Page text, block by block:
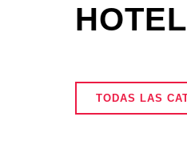
TODAS LAS